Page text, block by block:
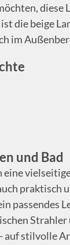
diese
die beige
im
und Bad
eine
praktisch
passendes
auf stilvolle